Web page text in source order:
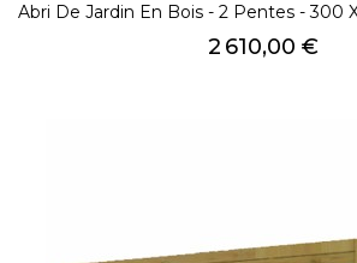
Abri De Jardin En Bois - 2 Pentes - 300
Prix
2 610,00 €